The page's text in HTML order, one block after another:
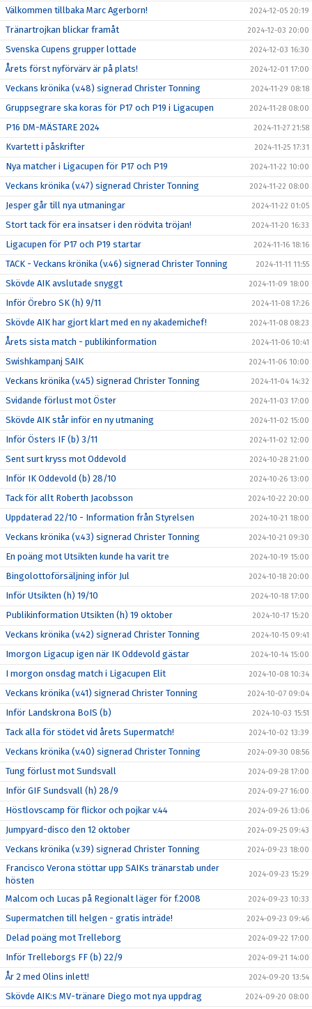
Välkommen tillbaka Marc Agerborn! 2024-12-05 20:19
Tränartrojkan blickar framåt 2024-12-03 20:00
Svenska Cupens grupper lottade 2024-12-03 16:30
Årets först nyförvärv är på plats! 2024-12-01 17:00
Veckans krönika (v.48) signerad Christer Tonning 2024-11-29 08:18
Gruppsegrare ska koras för P17 och P19 i Ligacupen 2024-11-28 08:00
P16 DM-MÄSTARE 2024 2024-11-27 21:58
Kvartett i påskrifter 2024-11-25 17:31
Nya matcher i Ligacupen för P17 och P19 2024-11-22 10:00
Veckans krönika (v.47) signerad Christer Tonning 2024-11-22 08:00
Jesper går till nya utmaningar 2024-11-22 01:05
Stort tack för era insatser i den rödvita tröjan! 2024-11-20 16:33
Ligacupen för P17 och P19 startar 2024-11-16 18:16
TACK - Veckans krönika (v.46) signerad Christer Tonning 2024-11-11 11:55
Skövde AIK avslutade snyggt 2024-11-09 18:00
Inför Örebro SK (h) 9/11 2024-11-08 17:26
Skövde AIK har gjort klart med en ny akademichef! 2024-11-08 08:23
Årets sista match - publikinformation 2024-11-06 10:41
Swishkampanj SAIK 2024-11-06 10:00
Veckans krönika (v.45) signerad Christer Tonning 2024-11-04 14:32
Svidande förlust mot Öster 2024-11-03 17:00
Skövde AIK står inför en ny utmaning 2024-11-02 15:00
Inför Östers IF (b) 3/11 2024-11-02 12:00
Sent surt kryss mot Oddevold 2024-10-28 21:00
Inför IK Oddevold (b) 28/10 2024-10-26 13:00
Tack för allt Roberth Jacobsson 2024-10-22 20:00
Uppdaterad 22/10 - Information från Styrelsen 2024-10-21 18:00
Veckans krönika (v.43) signerad Christer Tonning 2024-10-21 09:30
En poäng mot Utsikten kunde ha varit tre 2024-10-19 15:00
Bingolottoförsäljning inför Jul 2024-10-18 20:00
Inför Utsikten (h) 19/10 2024-10-18 17:00
Publikinformation Utsikten (h) 19 oktober 2024-10-17 15:20
Veckans krönika (v.42) signerad Christer Tonning 2024-10-15 09:41
Imorgon Ligacup igen när IK Oddevold gästar 2024-10-14 15:00
I morgon onsdag match i Ligacupen Elit 2024-10-08 10:34
Veckans krönika (v.41) signerad Christer Tonning 2024-10-07 09:04
Inför Landskrona BoIS (b) 2024-10-03 15:51
Tack alla för stödet vid årets Supermatch! 2024-10-02 13:39
Veckans krönika (v.40) signerad Christer Tonning 2024-09-30 08:56
Tung förlust mot Sundsvall 2024-09-28 17:00
Inför GIF Sundsvall (h) 28/9 2024-09-27 16:00
Höstlovscamp för flickor och pojkar v.44 2024-09-26 13:06
Jumpyard-disco den 12 oktober 2024-09-25 09:43
Veckans krönika (v.39) signerad Christer Tonning 2024-09-23 18:00
Francisco Verona stöttar upp SAIKs tränarstab under
hösten
2024-09-23 15:29
Malcom och Lucas på Regionalt läger för f.2008 2024-09-23 10:33
Supermatchen till helgen - gratis inträde! 2024-09-23 09:46
Delad poäng mot Trelleborg 2024-09-22 17:00
Inför Trelleborgs FF (b) 22/9 2024-09-21 14:00
År 2 med Olins inlett! 2024-09-20 13:54
Skövde AIK:s MV-tränare Diego mot nya uppdrag 2024-09-20 08:00